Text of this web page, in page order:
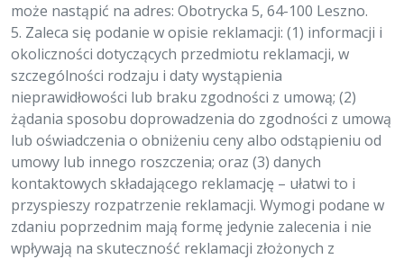
może nastąpić na adres: Obotrycka 5, 64-100 Leszno.
5. Zaleca się podanie w opisie reklamacji: (1) informacji i
okoliczności dotyczących przedmiotu reklamacji, w
szczególności rodzaju i daty wystąpienia
nieprawidłowości lub braku zgodności z umową; (2)
żądania sposobu doprowadzenia do zgodności z umową
lub oświadczenia o obniżeniu ceny albo odstąpieniu od
umowy lub innego roszczenia; oraz (3) danych
kontaktowych składającego reklamację – ułatwi to i
przyspieszy rozpatrzenie reklamacji. Wymogi podane w
zdaniu poprzednim mają formę jedynie zalecenia i nie
wpływają na skuteczność reklamacji złożonych z